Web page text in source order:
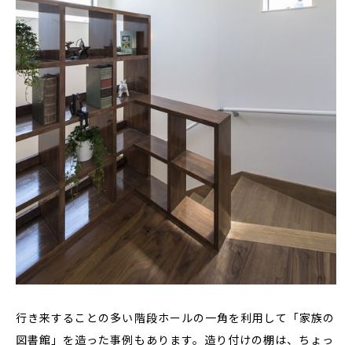
行き来することの多い階段ホールの一角を利用して「家族の
図書館」を造った事例もあります。造り付けの棚は、ちょっ